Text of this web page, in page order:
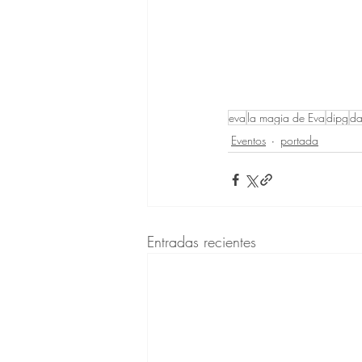
eva la magia de Evadipg
Eventos
portada
Entradas recientes